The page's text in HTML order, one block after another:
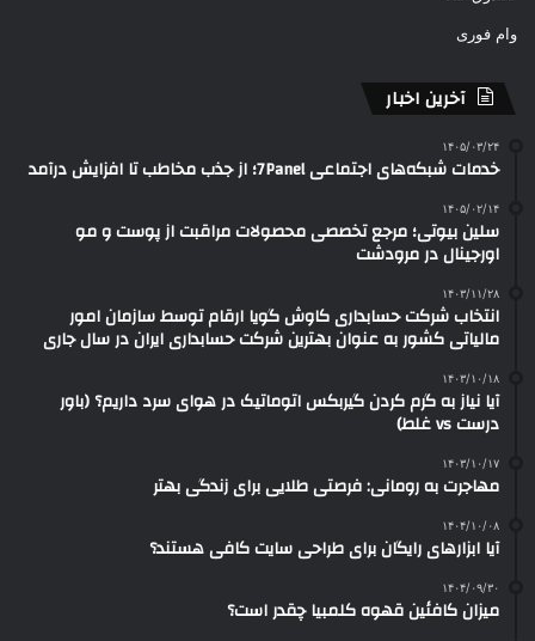
وام فوری
آخرین اخبار
۱۴۰۵/۰۳/۲۴
خدمات شبکه‌های اجتماعی 7Panel؛ از جذب مخاطب تا افزایش درآمد
۱۴۰۵/۰۲/۱۴
سلین بیوتی؛ مرجع تخصصی محصولات مراقبت از پوست و مو
اورجینال در مرودشت
۱۴۰۳/۱۱/۲۸
انتخاب شرکت حسابداری کاوش گویا ارقام توسط سازمان امور
مالیاتی کشور به عنوان بهترین شرکت حسابداری ایران در سال جاری
۱۴۰۳/۱۰/۱۸
آیا نیاز به گرم کردن گیربکس اتوماتیک در هوای سرد داریم؟ (باور
درست vs غلط)
۱۴۰۳/۱۰/۱۷
مهاجرت به رومانی: فرصتی طلایی برای زندگی بهتر
۱۴۰۴/۱۰/۰۸
آیا ابزارهای رایگان برای طراحی سایت کافی هستند؟
۱۴۰۴/۰۹/۳۰
میزان کافئین قهوه کلمبیا چقدر است؟